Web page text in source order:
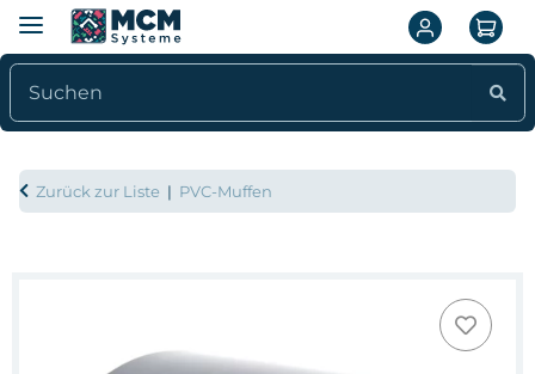
Zurück zur Liste PVC-Muffen